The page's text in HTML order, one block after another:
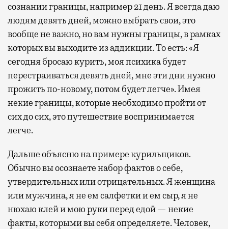
сознании границы, например 21 день. Я всегда даю
людям девять дней, можно выбрать свои, это
вообще не важно, но вам нужны границы, в рамках
которых вы выходите из аддикции. То есть: «Я
сегодня бросаю курить, моя психика будет
перестраиваться девять дней, мне эти дни нужно
прожить по-новому, потом будет легче». Имея
некие границы, которые необходимо пройти от
сих до сих, это путешествие воспринимается
легче.
Дальше объясню на примере курильщиков.
Обычно вы осознаете набор фактов о себе,
утвердительных или отрицательных. Я женщина
или мужчина, я не ем салфетки и ем сыр, я не
нюхаю клей и мою руки перед едой — некие
факты, которыми вы себя определяете. Человек,